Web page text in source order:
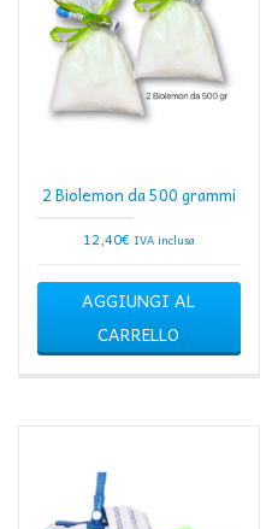
2 Biolemon da 500 grammi
12,40€ IVA inclusa
AGGIUNGI AL
CARRELLO